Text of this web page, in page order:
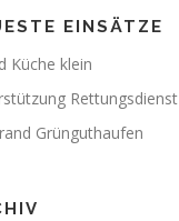
EINSÄTZE
Küche klein
Rettungsdienst
Grünguthaufen